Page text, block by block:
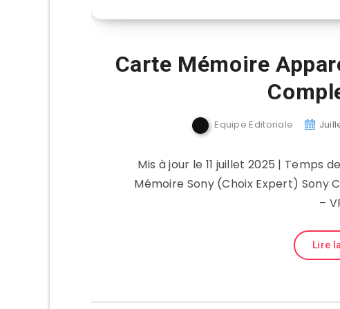
Carte Mémoire
Equipe Editoriale
Mis à jour le 11 juillet 2025 | Temps
Mémoire Sony (Choix Expert) Sony
–
Lire